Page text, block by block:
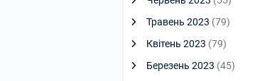
Травень 2023 (79)
Квітень 2023 (79)
Березень 2023 (45)